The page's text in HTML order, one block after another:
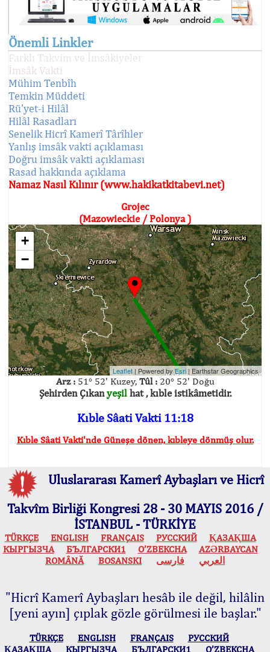
Önemli Linkler
Farklı Takvim ve İmsâkiyeler
İmsâk Vakti
Mühim Tenbîh
Temkin Müddeti
Rü'yet-i Hilâl
Hilâl Rasadları
Senelik Hicrî Kamerî Târîhler
Yanlış imsâk vakti açıklaması
Doğru imsâk vakti açıklaması
Rasad hakkında açıklama
Namaz Nasıl Kılınır (www.hakikatkitabevi.net)
Grojec
(Mazowieckie / Polonya )
+
−
Leaflet | Powered byEsri|Earthstar Geographics
Arz :51° 52' Kuzey, Tûl :20° 52' Doğu
Şehirden Çıkanyeşilhat , kıble istikâmetidir.
Kıble Sâati Vakti 11:18
Kıble Sâati Vakti'nde Güneşe dönen, kıbleye dönmüş olur.
Uluslararası Kamerî Aybaşları ve Hicrî
Takvîm Birliği Kongresi 28 - 30 MAYIS 2016 /
İSTANBUL - TÜRKİYE
TÜRKÇE ENGLISH FRANÇAIS РУССКИЙ
ҚАЗАҚША
КЫPГЫЗЧA
БЪЛГАРСКИ1 O’ZBEKCHA
AZӘRBAYCAN
ROMÂNĂ
BOSANSKI العربي فارسی
"Hicrî Kamerî Aybaşları hesâb ile değil, hilâlin
[yeni ayın] çıplak gözle görülmesi ile başlar."
TÜRKÇE ENGLISH FRANÇAIS
РУССКИЙ
ҚАЗАҚША
КЫPГЫЗЧA БЪЛГАРСКИ1 O’ZBEKCHA